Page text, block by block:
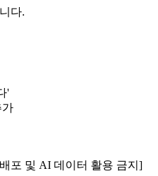
다.
'
가
포 및 AI 데이터 활용 금지]